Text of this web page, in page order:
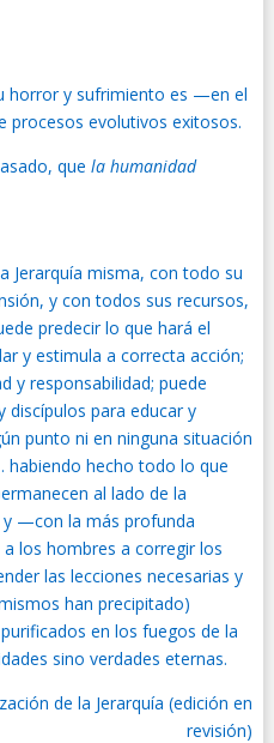
horror y sufrimiento es —en el
evolutivos exitosos.
que la humanidad
Jerarquía misma, con todo su
y con todos sus recursos,
predecir lo que hará el
y estimula a correcta acción;
y responsabilidad; puede
discípulos para educar y
punto ni en ninguna situación
hecho todo lo que
al lado de la
y —con la más profunda
los hombres a corregir los
las lecciones necesarias y
han precipitado)
en los fuegos de la
sino verdades eternas.
de la Jerarquía (edición en
revisión)